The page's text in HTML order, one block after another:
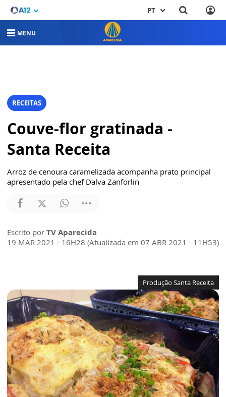
PT
MENU
RECEITAS
Couve-flor gratinada -
Santa Receita
Arroz de cenoura caramelizada acompanha prato principal
apresentado pela chef Dalva Zanforlin
Escrito por TV Aparecida
19 MAR 2021 - 16H28 (Atualizada em 07 ABR 2021 - 11H53)
Produção Santa Receita